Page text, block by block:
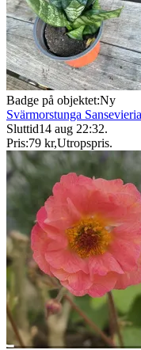
Badge på objektet:Ny
Svärmorstunga
Sluttid14 aug 22:32.
Pris:79 kr,Utropspris.